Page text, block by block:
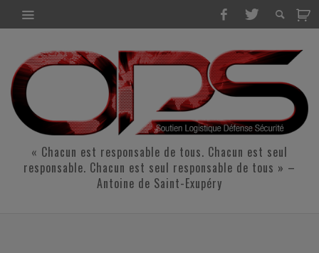
« Chacun est responsable de tous. Chacun est seul
responsable. Chacun est seul responsable de tous » –
Antoine de Saint-Exupéry